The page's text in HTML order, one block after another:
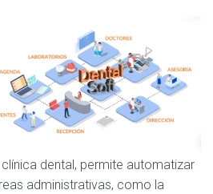
dental, permite automatizar
administrativas, como la